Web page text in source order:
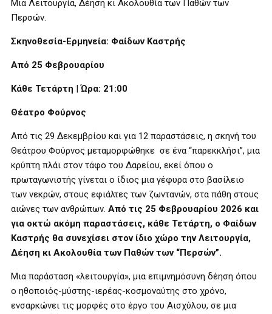
Μια Λειτουργία, Δέηση κι Ακολουθία των Παθών των
Περσών.
Σκηνοθεσία-Ερμηνεία: Φαίδων Καστρής
Από 25 Φεβρουαρίου
Κάθε Τετάρτη |Ώρα: 21:00
Θέατρο Φούρνος
Από τις 29 Δεκεμβρίου και για 12 παραστάσεις, η σκηνή του
Θεάτρου Φούρνος μεταμορφώθηκε σε ένα “παρεκκλήσι”, μια
κρύπτη πλάι στον τάφο του Δαρείου, εκεί όπου ο
πρωταγωνιστής γίνεται ο ίδιος μια γέφυρα στο βασίλειο
των νεκρών, στους εφιάλτες των ζωντανών, στα πάθη στους
αιώνες των ανθρώπων. Από τις 25 Φεβρουαρίου 2026 και
για οκτώ ακόμη παραστάσεις, κάθε Τετάρτη, ο Φαίδων
Καστρής θα συνεχίσει στον ίδιο χώρο την Λειτουργία,
Δέηση κι Ακολουθία των Παθών των “Περσών”.
Μια παράσταση «λειτουργία», μια επιμνημόσυνη δέηση όπου
ο ηθοποιός-μύστης-ιερέας-κοσμοναύτης στο χρόνο,
ενσαρκώνει τις μορφές στο έργο του Αισχύλου, σε μια